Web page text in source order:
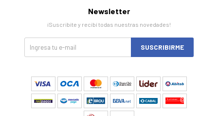
Newsletter
¡Suscribite y recibí todas nuestras novedades!
SUSCRIBIRME